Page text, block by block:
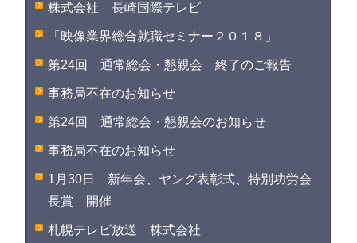
株式会社 長崎国際テレビ
「映像業界総合就職セミナー２０１８」
第24回 通常総会・懇親会 終了のご報告
事務局不在のお知らせ
第24回 通常総会・懇親会のお知らせ
事務局不在のお知らせ
1月30日 新年会、ヤング表彰式、特別功労会
長賞 開催
札幌テレビ放送 株式会社